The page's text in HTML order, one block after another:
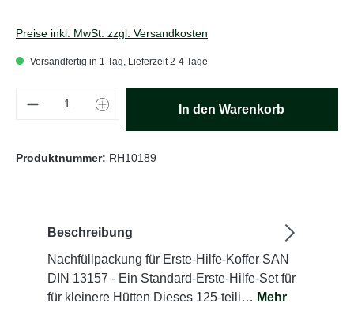
Preise inkl. MwSt. zzgl. Versandkosten
Versandfertig in 1 Tag, Lieferzeit 2-4 Tage
Produkt Anzahl: Gib den gewünschten
In den Warenkorb
Produktnummer: RH10189
Beschreibung
Nachfüllpackung für Erste-Hilfe-Koffer SAN
DIN 13157 - Ein Standard-Erste-Hilfe-Set für
für kleinere Hütten Dieses 125-teili… Mehr